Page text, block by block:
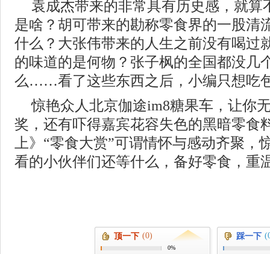
袁成杰带来的非常具有历史感，就算
是啥？胡可带来的勘称零食界的一股清
什么？大张伟带来的人生之前没有喝过
的味道的是何物？张子枫的全国都没几
么……看了这些东西之后，小编只想吃
惊艳众人北京伽途im8糖果车，让你
奖，还有吓得嘉宾花容失色的黑暗零食
上》“零食大赏”可谓情怀与感动齐聚，
看的小伙伴们还等什么，备好零食，重
顶一下 (0)
0%
踩一下